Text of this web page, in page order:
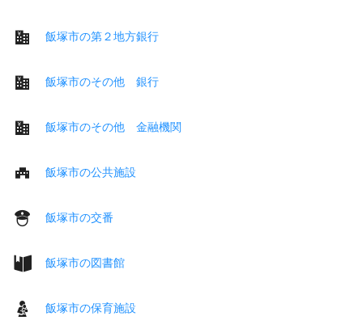
飯塚市の第２地方銀行
飯塚市のその他 銀行
飯塚市のその他 金融機関
飯塚市の公共施設
飯塚市の交番
飯塚市の図書館
飯塚市の保育施設